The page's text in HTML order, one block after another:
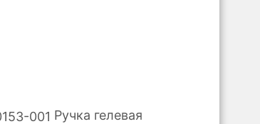
Ручка гелевая